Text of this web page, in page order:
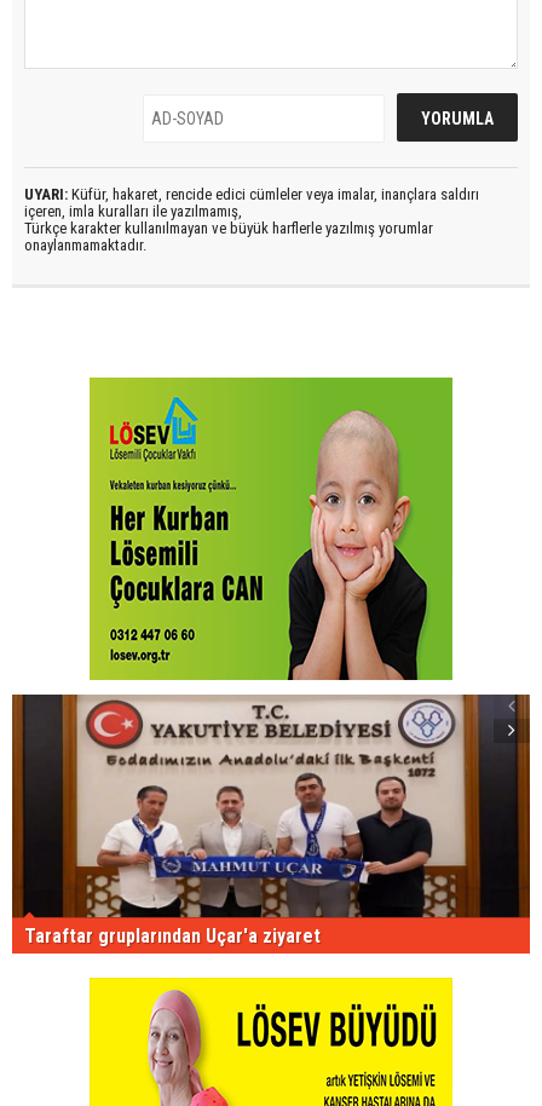
UYARI: Küfür, hakaret, rencide edici cümleler veya imalar, inançlara saldırı
içeren, imla kuralları ile yazılmamış,
Türkçe karakter kullanılmayan ve büyük harflerle yazılmış yorumlar
onaylanmamaktadır.
Taraftar gruplarından Uçar'a ziyaret